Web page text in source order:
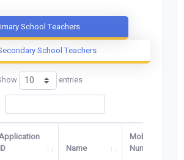
School Teachers
School Teachers
entries
ID
Name
Mobile
Number